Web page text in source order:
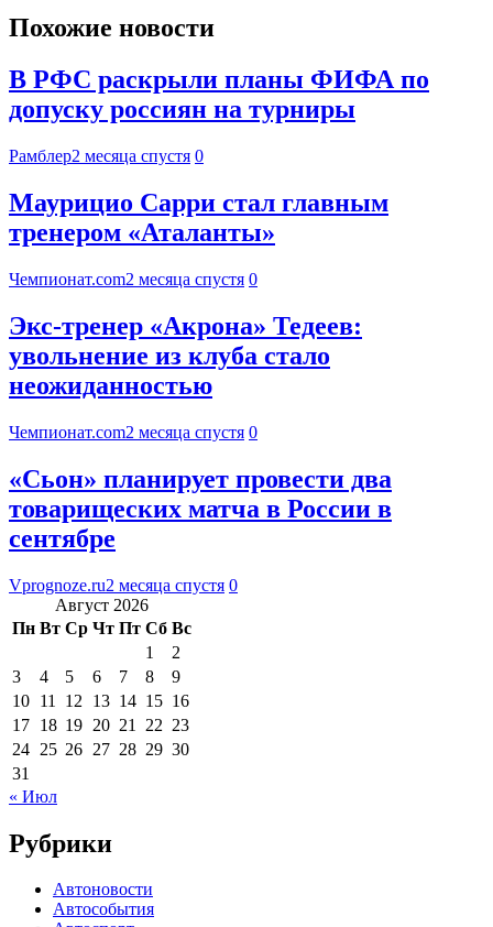
Похожие новости
В РФС раскрыли планы ФИФА по
допуску россиян на турниры
Рамблер2 месяца спустя 0
Маурицио Сарри стал главным
тренером «Аталанты»
Чемпионат.com2 месяца спустя 0
Экс-тренер «Акрона» Тедеев:
увольнение из клуба стало
неожиданностью
Чемпионат.com2 месяца спустя 0
«Сьон» планирует провести два
товарищеских матча в России в
сентябре
Vprognoze.ru2 месяца спустя 0
Август 2026
Пн Вт Ср Чт Пт Сб Вс
1
2
3
4 5 6 7 8
9
10 11 12 13 14 15 16
17 18 19 20 21 22 23
24 25 26 27 28 29 30
31
« Июл
Рубрики
Автоновости
Автособытия